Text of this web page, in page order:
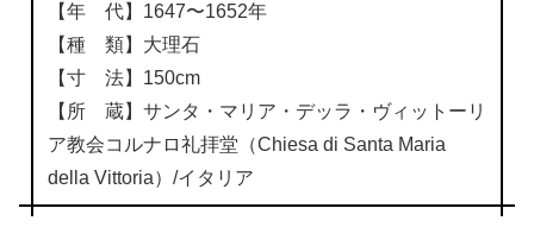
【年 代】1647〜1652年
【種 類】大理石
【寸 法】150cm
【所 蔵】サンタ・マリア・デッラ・ヴィットーリ
ア教会コルナロ礼拝堂（Chiesa di Santa Maria
della Vittoria）/イタリア